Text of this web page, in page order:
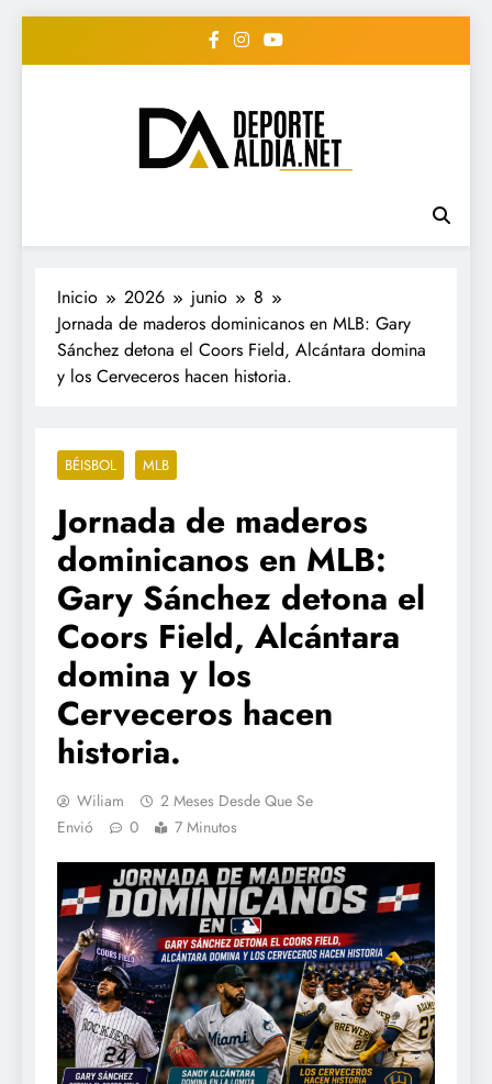
• DEPORTE AL DIA •
"Periodico Deportivo
Digital"
#deportealdiard #deportealdiaperiodico
Inicio 2026 junio
8
Jornada de maderos dominicanos en MLB: Gary
Sánchez detona el Coors Field, Alcántara domina
y los Cerveceros hacen historia.
BÉISBOL MLB
Jornada de maderos
dominicanos en MLB:
Gary Sánchez detona el
Coors Field, Alcántara
domina y los
Cerveceros hacen
historia.
Wiliam
2 Meses Desde Que Se
Envió
0 7 Minutos